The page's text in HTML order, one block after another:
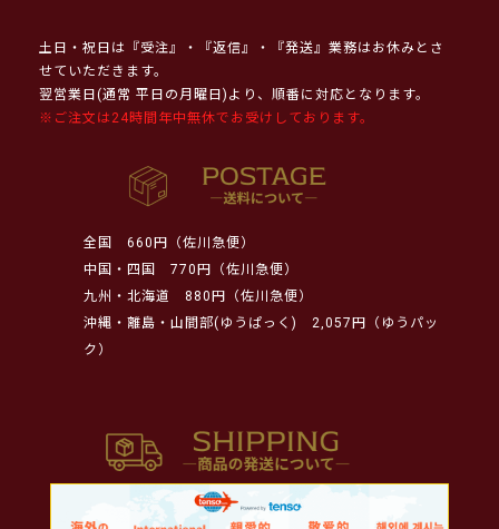
土日・祝日は『受注』・『返信』・『発送』業務はお休みとさ
せていただきます。
翌営業日(通常 平日の月曜日)より、順番に対応となります。
※ご注文は24時間年中無休でお受けしております。
全国
660円（佐川急便）
中国・四国
770円（佐川急便）
九州・北海道
880円（佐川急便）
沖縄・離島・山間部(ゆうぱっく)
2,057円（ゆうパッ
ク）